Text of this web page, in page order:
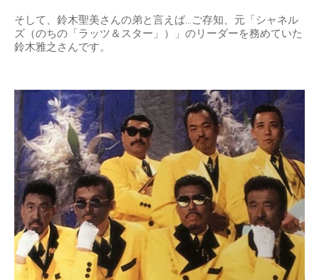
そして、鈴木聖美さんの弟と言えば…ご存知、元「シャネル
ズ（のちの「ラッツ＆スター」）」のリーダーを務めていた
鈴木雅之さんです。